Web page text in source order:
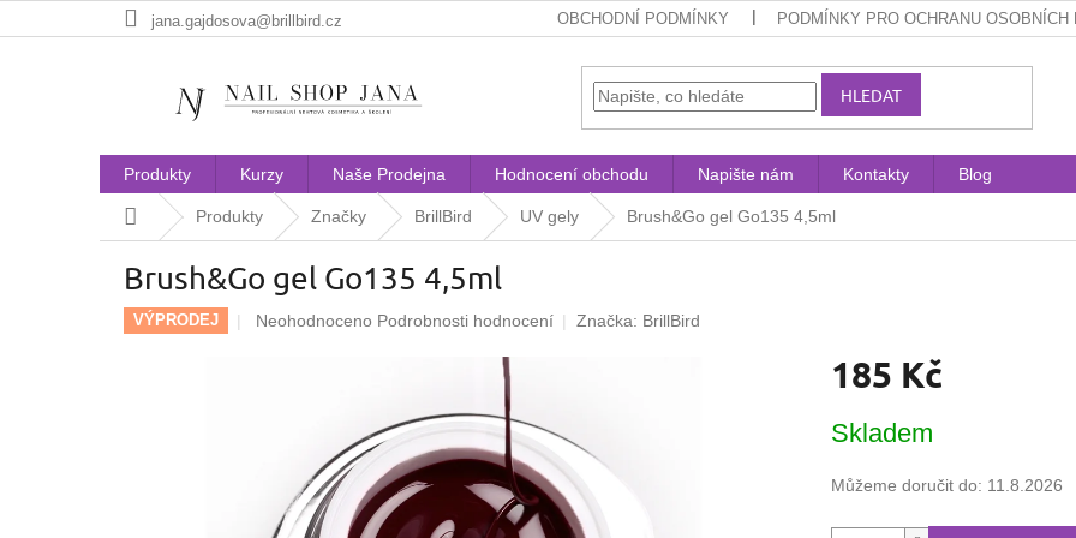
na
jana.gajdosova@brillbird.cz OBCHODNÍ PODMÍNKY PODMÍNKY PRO OCHRANU OSOBNÍCH
HLEDAT
Produkty Kurzy Naše Prodejna Hodnocení obchodu Napište nám Kontakty Blog
Domů Produkty Značky BrillBird UV gely Brush&Go gel Go135 4,5ml
Brush&Go gel Go135 4,5ml
VÝPRODEJ
Průměrné
hvězdiček.
Neohodnoceno Podrobnosti hodnocení Značka: BrillBird
185 Kč
cena:
Skladem
Můžeme doručit do: 11.8.2026